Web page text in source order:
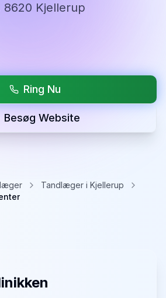
8620 Kjellerup
Ring Nu
Besøg Website
Tandlæger i Kjellerup